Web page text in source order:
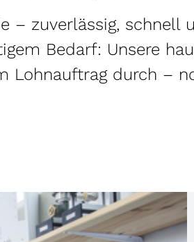
– zuverlässig, schnell
Bedarf: Unsere
Lohnauftrag durch –